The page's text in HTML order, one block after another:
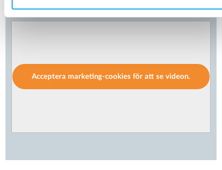
Acceptera marketing-cookies för att se videon.